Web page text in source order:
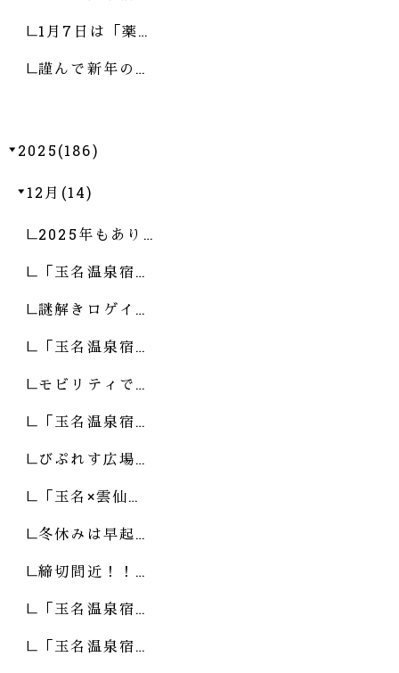
1月7日は「薬…
謹んで新年の…
2025(186)
12月(14)
2025年もあり…
「玉名温泉宿…
謎解きロゲイ…
「玉名温泉宿…
モビリティで…
「玉名温泉宿…
びぷれす広場…
「玉名×雲仙…
冬休みは早起…
締切間近！！…
「玉名温泉宿…
「玉名温泉宿…